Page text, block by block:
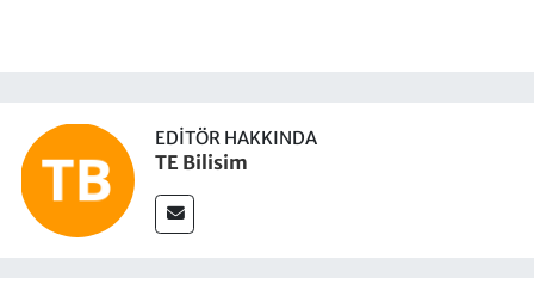
EDITÖR HAKKINDA
TE Bilisim